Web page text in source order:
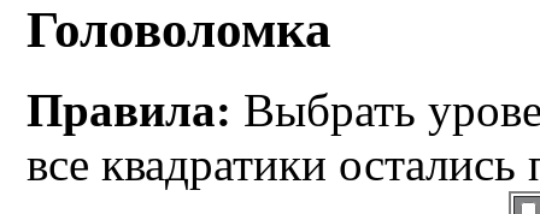
Головоломка
Правила: Выбрать
все квадратики